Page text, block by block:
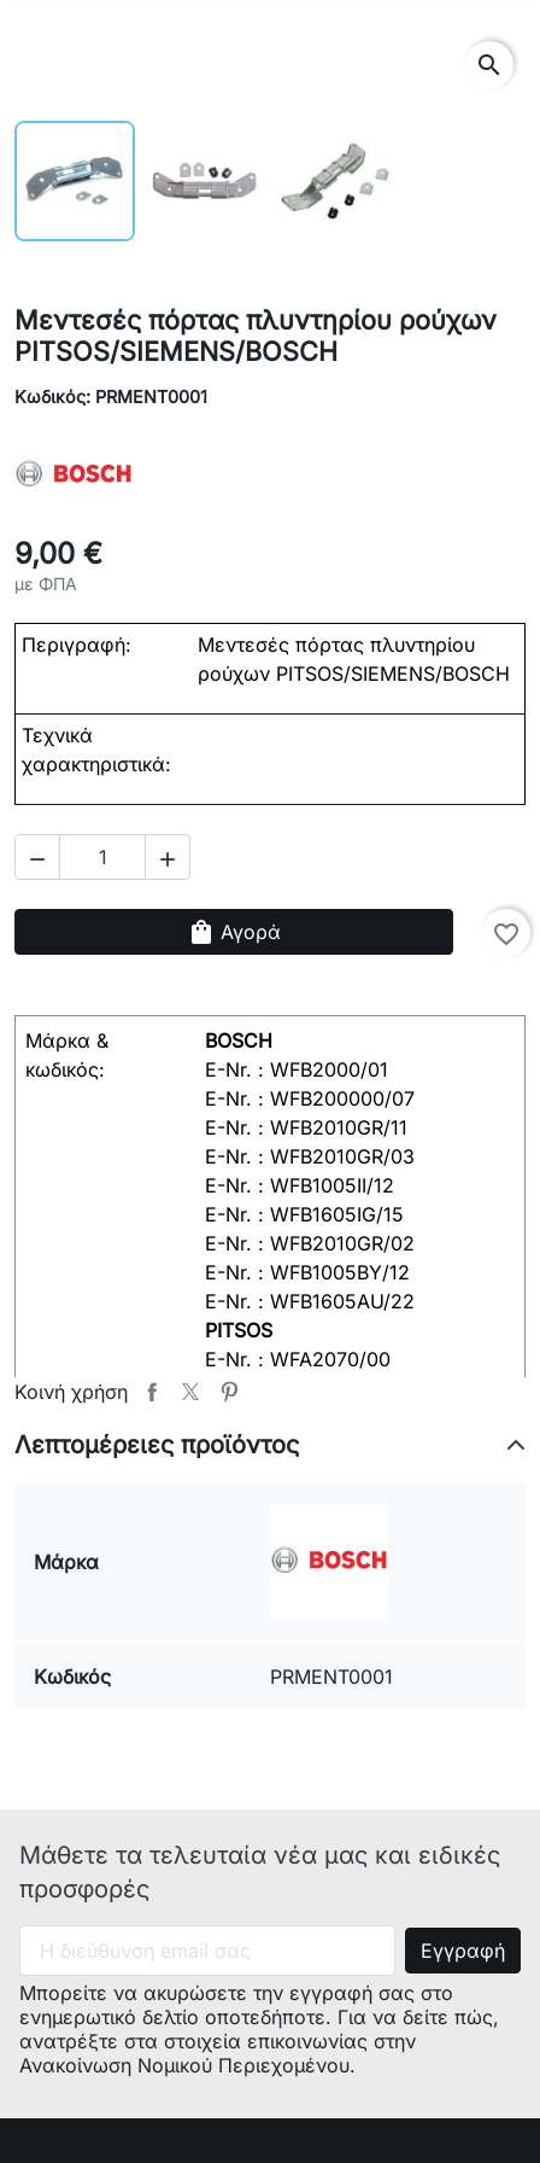
search
Μεντεσές πόρτας πλυντηρίου ρούχων
PITSOS/SIEMENS/BOSCH
Κωδικός: PRMENT0001
9,00 €
με ΦΠΑ
Περιγραφή:
Μεντεσές πόρτας πλυντηρίου
ρούχων PITSOS/SIEMENS/BOSCH
Τεχνικά
χαρακτηριστικά:
 
shopping_bag Αγορά favorite_border
Μάρκα &
κωδικός:
BOSCH
E-Nr. : WFB2000/01
E-Nr. : WFB200000/07
E-Nr. : WFB2010GR/11
E-Nr. : WFB2010GR/03
E-Nr. : WFB1005II/12
E-Nr. : WFB1605IG/15
E-Nr. : WFB2010GR/02
E-Nr. : WFB1005BY/12
E-Nr. : WFB1605AU/22
PITSOS
E-Nr. : WFA2070/00
E-Nr. : WFBPI04GR/30
E-Nr. : P1WTA2501A/01
E-Nr. : P1WTA2601A/01 model:
E-Nr. : P1WTA2602A/01 model:
E-Nr. : WFBPI01GR/33
E-Nr. : WFBPI08GR/02 model:
(MOD:) : VARIO 600
E-Nr. : LI4600/17
E-Nr. : WFBPI02GR/22
E-Nr. : LI4600/01
E-Nr. : P1WTA2601A/02
Κοινή χρήση
Λεπτομέρειες προϊόντος
Μάρκα
Κωδικός PRMENT0001
Μάθετε τα τελευταία νέα μας και ειδικές
προσφορές
Μπορείτε να ακυρώσετε την εγγραφή σας στο
ενημερωτικό δελτίο οποτεδήποτε. Για να δείτε πώς,
ανατρέξτε στα στοιχεία επικοινωνίας στην
Ανακοίνωση Νομικού Περιεχομένου.